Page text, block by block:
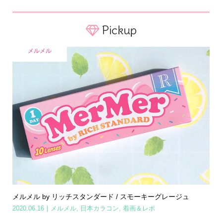
Pickup
メルメル
メルメル by リッチスタンダード / スモーキーグレージュ
2020.06.16 メルメル, 日本カラコン, 着画＆レポ